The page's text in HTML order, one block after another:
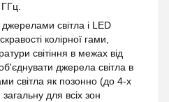
ГГц.
світла і LED
колірної гами,
світіння в межах від
джерела світла в
світла як позонно (до 4-х
для всіх зон